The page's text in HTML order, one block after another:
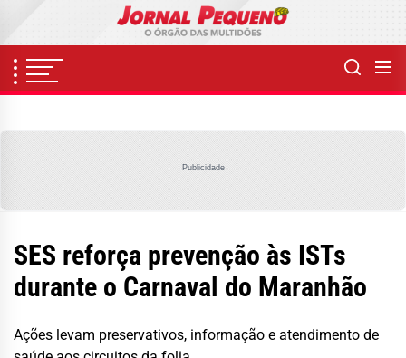
content
Publicidade
SES reforça prevenção às ISTs
durante o Carnaval do Maranhão
Ações levam preservativos, informação e atendimento de